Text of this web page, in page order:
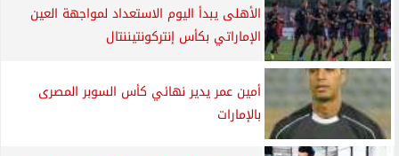
الأهلى يبدأ اليوم الاستعداد لمواجهة العين
الإماراتي بكأس إنتركونتيننتال
أمين عمر يدير نهائي كأس السوبر المصرى
بالإمارات